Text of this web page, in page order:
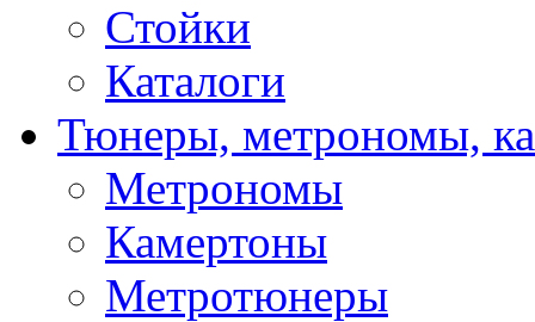
Стойки
Каталоги
Тюнеры, метрономы,
Метрономы
Камертоны
Метротюнеры